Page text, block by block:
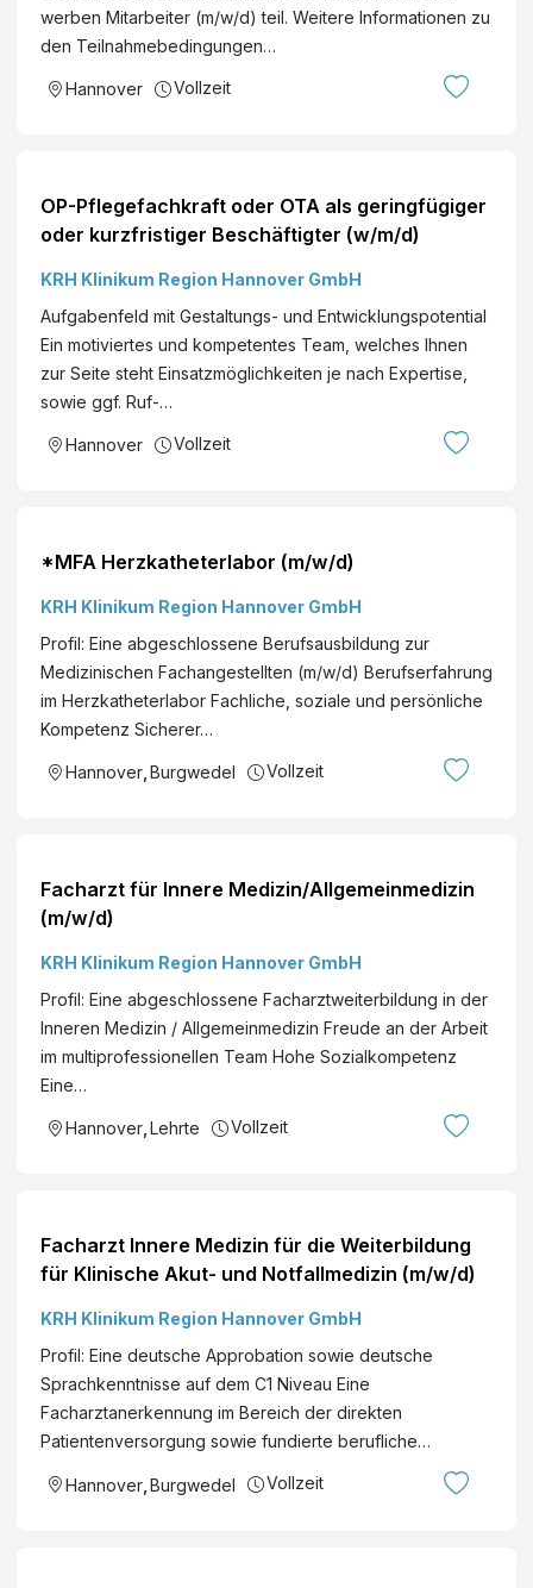
werben Mitarbeiter (m/w/d) teil. Weitere Informationen zu
den Teilnahmebedingungen…
Hannover Vollzeit
OP-Pflegefachkraft oder OTA als geringfügiger
oder kurzfristiger Beschäftigter (w/m/d)
KRH Klinikum Region Hannover GmbH
Aufgabenfeld mit Gestaltungs- und Entwicklungspotential
Ein motiviertes und kompetentes Team, welches Ihnen
zur Seite steht Einsatzmöglichkeiten je nach Expertise,
sowie ggf. Ruf-…
Hannover Vollzeit
*MFA Herzkatheterlabor (m/w/d)
KRH Klinikum Region Hannover GmbH
Profil: Eine abgeschlossene Berufsausbildung zur
Medizinischen Fachangestellten (m/w/d) Berufserfahrung
im Herzkatheterlabor Fachliche, soziale und persönliche
Kompetenz Sicherer…
Hannover Burgwedel Vollzeit
Facharzt für Innere Medizin/Allgemeinmedizin
(m/w/d)
KRH Klinikum Region Hannover GmbH
Profil: Eine abgeschlossene Facharztweiterbildung in der
Inneren Medizin / Allgemeinmedizin Freude an der Arbeit
im multiprofessionellen Team Hohe Sozialkompetenz
Eine…
Hannover Lehrte Vollzeit
Facharzt Innere Medizin für die Weiterbildung
für Klinische Akut- und Notfallmedizin (m/w/d)
KRH Klinikum Region Hannover GmbH
Profil: Eine deutsche Approbation sowie deutsche
Sprachkenntnisse auf dem C1 Niveau Eine
Facharztanerkennung im Bereich der direkten
Patientenversorgung sowie fundierte berufliche…
Hannover Burgwedel Vollzeit